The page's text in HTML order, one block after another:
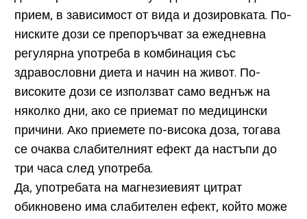
прием, в зависимост от вида и дозировката. По-
ниските дози се препоръчват за ежедневна
регулярна употреба в комбинация със
здравословни диета и начин на живот. По-
високите дози се използват само веднъж на
няколко дни, ако се приемат по медицински
причини. Ако приемете по-висока доза, тогава
се очаква слабителният ефект да настъпи до
три часа след употреба.
Да, употребата на магнезиевият цитрат
обикновено има слабителен ефект, който може